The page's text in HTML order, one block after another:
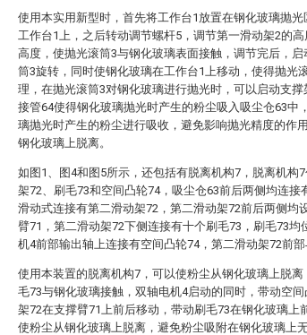
使用本实用新型时，首先将工作台1放置在钢化玻璃抛
工作台1上，之后转动调节螺杆5，调节第一滑动架2的
高度，使抛光滚筒3与钢化玻璃表面接触，调节完后，
筒3旋转，同时使钢化玻璃在工作台1上移动，使得抛光
理，在抛光滚筒3对钢化玻璃进行抛光时，可以启动支
接管64使得钢化玻璃抛光时产生的粉尘吸入吸尘仓63中
璃抛光时产生的粉尘进行吸收，避免影响抛光精度的作
钢化玻璃上脱离。
如图1、图4和图5所示，还包括有脱离机构7，脱离机构
架72、刷毛73和空间凸轮74，吸尘仓63前后两侧均连接
滑动式连接有第二滑动架72，第二滑动架72前后两侧均
臂71，第二滑动架72下侧连接有十个刷毛73，刷毛73均
机4前部输出轴上连接有空间凸轮74，第二滑动架72前部
使用本装置的脱离机构7，可以使粉尘从钢化玻璃上脱离
毛73与钢化玻璃接触，双轴电机4启动的同时，带动空
架72在支撑臂71上前后移动，带动刷毛73在钢化玻璃上
使粉尘从钢化玻璃上脱离，避免粉尘吸附在钢化玻璃上